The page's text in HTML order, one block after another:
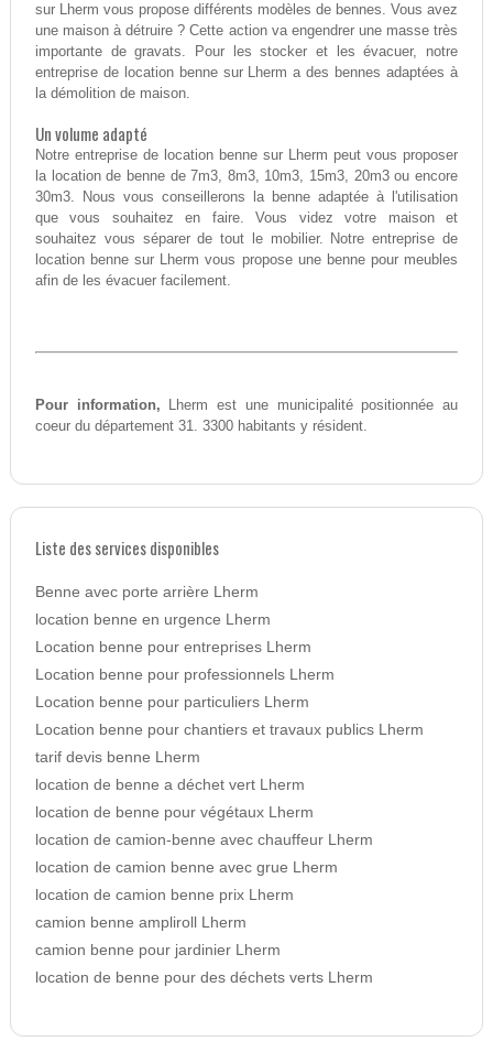
sur Lherm vous propose différents modèles de bennes. Vous avez
une maison à détruire ? Cette action va engendrer une masse très
importante de gravats. Pour les stocker et les évacuer, notre
entreprise de location benne sur Lherm a des bennes adaptées à
la démolition de maison.
Un volume adapté
Notre entreprise de location benne sur Lherm peut vous proposer
la location de benne de 7m3, 8m3, 10m3, 15m3, 20m3 ou encore
30m3. Nous vous conseillerons la benne adaptée à l'utilisation
que vous souhaitez en faire. Vous videz votre maison et
souhaitez vous séparer de tout le mobilier. Notre entreprise de
location benne sur Lherm vous propose une benne pour meubles
afin de les évacuer facilement.
Pour information, Lherm est une municipalité positionnée au
coeur du département 31. 3300 habitants y résident.
Liste des services disponibles
Benne avec porte arrière Lherm
location benne en urgence Lherm
Location benne pour entreprises Lherm
Location benne pour professionnels Lherm
Location benne pour particuliers Lherm
Location benne pour chantiers et travaux publics Lherm
tarif devis benne Lherm
location de benne a déchet vert Lherm
location de benne pour végétaux Lherm
location de camion-benne avec chauffeur Lherm
location de camion benne avec grue Lherm
location de camion benne prix Lherm
camion benne ampliroll Lherm
camion benne pour jardinier Lherm
location de benne pour des déchets verts Lherm